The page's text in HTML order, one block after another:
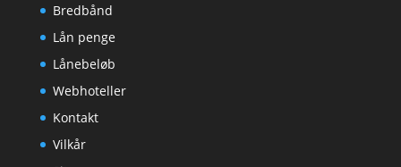
Bredbånd
Lån penge
Lånebeløb
Webhoteller
Kontakt
Vilkår